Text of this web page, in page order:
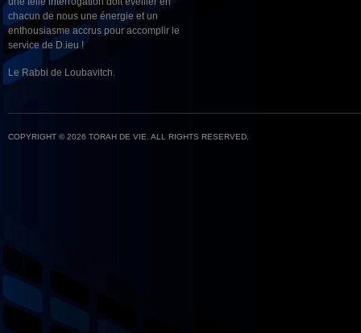
chacun de nous une énergie et un
enthousiasme accrus pour accomplir le
service de D.ieu !
Le Rabbi de Loubavitch.
COPYRIGHT © 2026 TORAH DE VIE. ALL RIGHTS RESERVED.